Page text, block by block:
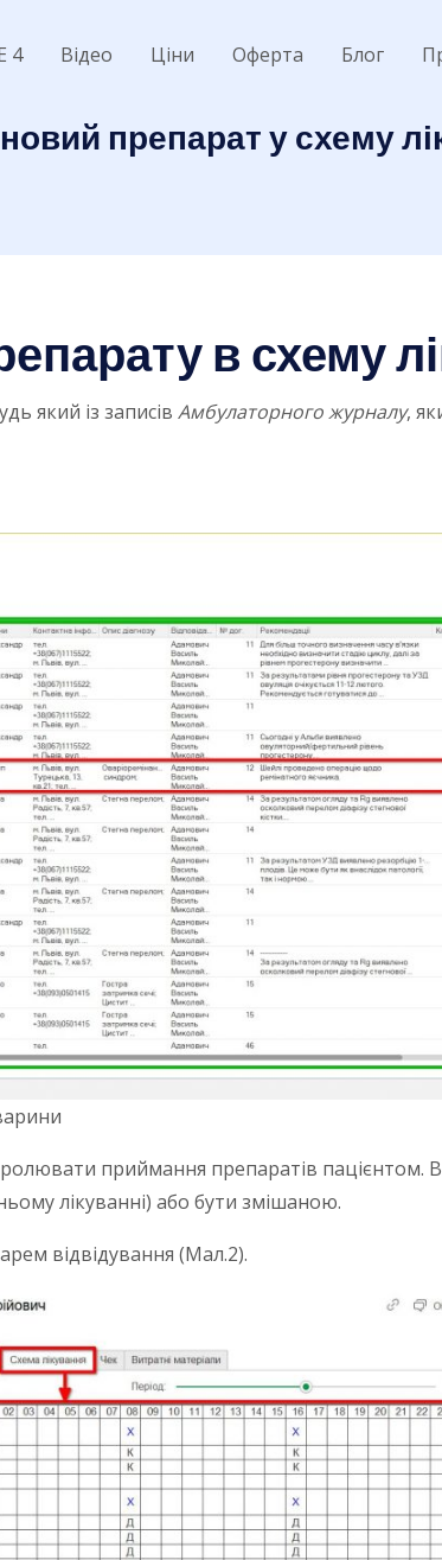
4 Відео Ціни Оферта Блог
препарат у схему
в схему
який із записів Амбулаторного журналу,
приймання препаратів пацієнтом.
лікуванні) або бути змішаною.
відвідування (Мал.2).